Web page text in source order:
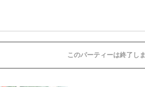
このパーティーは終了し